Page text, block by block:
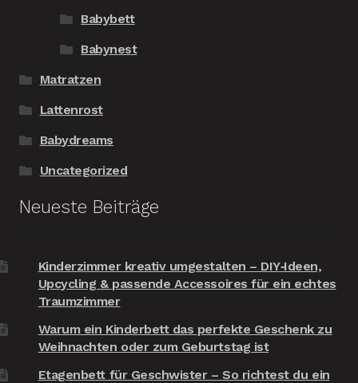
Babybett
Babynest
Matratzen
Lattenrost
Babydreams
Uncategorized
Neueste Beiträge
Kinderzimmer kreativ umgestalten – DIY‑Ideen,
Upcycling & passende Accessoires für ein echtes
Traumzimmer
Warum ein Kinderbett das perfekte Geschenk zu
Weihnachten oder zum Geburtstag ist
Etagenbett für Geschwister – So richtest du ein